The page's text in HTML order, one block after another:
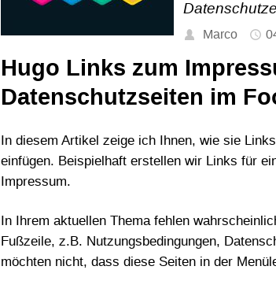
Marco
Hugo Links zum
Datenschutzseiten im
In diesem Artikel zeige ich Ihnen, wie sie
einfügen. Beispielhaft erstellen wir Links für
Impressum.
In Ihrem aktuellen Thema fehlen
Fußzeile, z.B. Nutzungsbedingungen,
möchten nicht, dass diese Seiten in der